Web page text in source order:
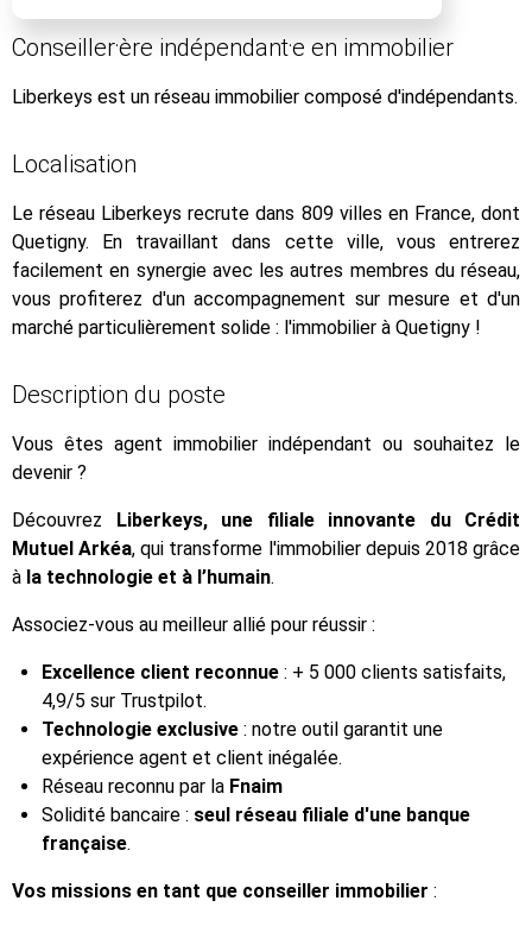
Conseiller⸱ère indépendant⸱e en immobilier
Liberkeys est un réseau immobilier composé d'indépendants.
Localisation
Le réseau Liberkeys recrute dans 809 villes en France, dont
Quetigny. En travaillant dans cette ville, vous entrerez
facilement en synergie avec les autres membres du réseau,
vous profiterez d'un accompagnement sur mesure et d'un
marché particulièrement solide : l'immobilier à Quetigny !
Description du poste
Vous êtes agent immobilier indépendant ou souhaitez le
devenir ?
Découvrez Liberkeys, une filiale innovante du Crédit
Mutuel Arkéa, qui transforme l'immobilier depuis 2018 grâce
à la technologie et à l’humain.
Associez-vous au meilleur allié pour réussir :
Excellence client reconnue : + 5 000 clients satisfaits,
4,9/5 sur Trustpilot.
Technologie exclusive : notre outil garantit une
expérience agent et client inégalée.
Réseau reconnu par la Fnaim
Solidité bancaire : seul réseau filiale d'une banque
française.
Vos missions en tant que conseiller immobilier :